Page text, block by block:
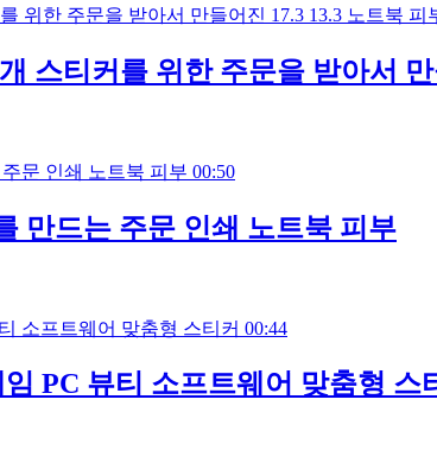
스티커를 위한 주문을 받아서
00:50
만드는 주문 인쇄 노트북 피부
00:44
PC 뷰티 소프트웨어 맞춤형 스